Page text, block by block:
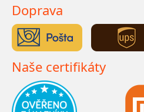
Doprava
Naše certifikáty